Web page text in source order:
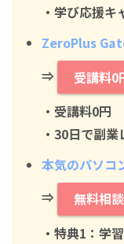
・学び応援キ
ZeroPlus
⇒
受講料0
・ 受講料0円
・30日で副
本気のパソコ
⇒
無料相
・特典1：学